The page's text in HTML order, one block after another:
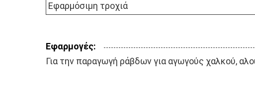
Εφαρμόσιμη τροχιά
Εφαρμογές:
Για την παραγωγή ράβδων για αγωγούς χαλκού,